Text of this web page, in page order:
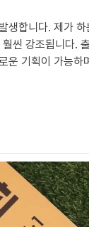
합니다. 제가
씬 강조됩니다.
기획이 가능